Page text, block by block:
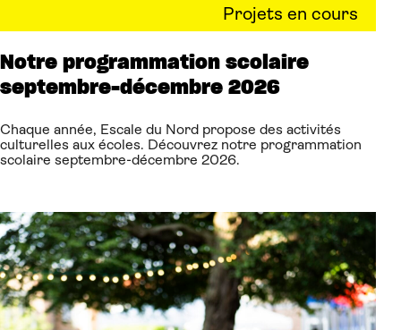
Projets en cours
Notre programmation scolaire
septembre-décembre 2026
Chaque année, Escale du Nord propose des activités
culturelles aux écoles. Découvrez notre programmation
scolaire septembre-décembre 2026.